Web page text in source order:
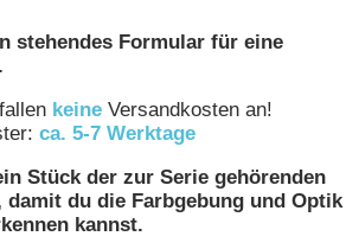
stehendes Formular für eine
.
keine Versandkosten an!
ca. 5-7 Werktage
Stück der zur Serie gehörenden
damit du die Farbgebung und Optik
kannst.